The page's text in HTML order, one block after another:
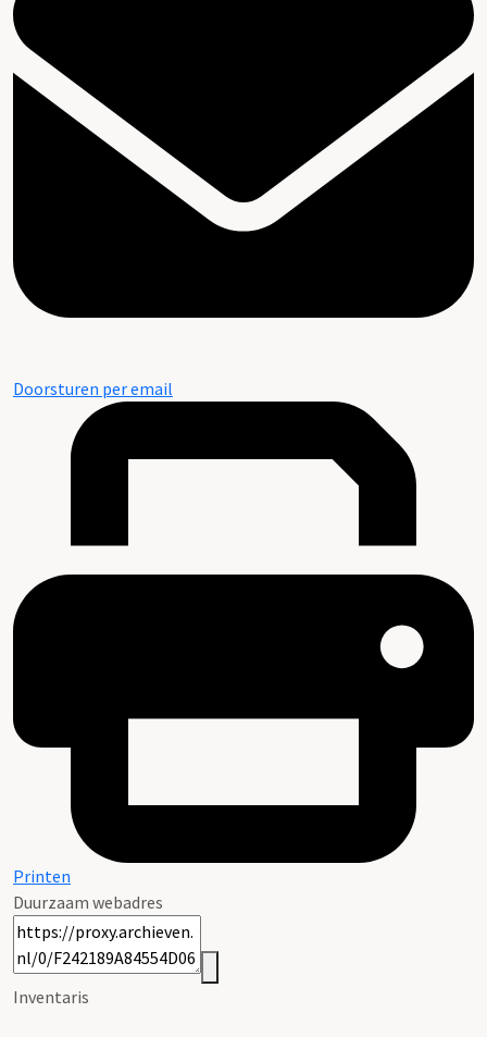
Doorsturen per email
Printen
Duurzaam webadres
Inventaris